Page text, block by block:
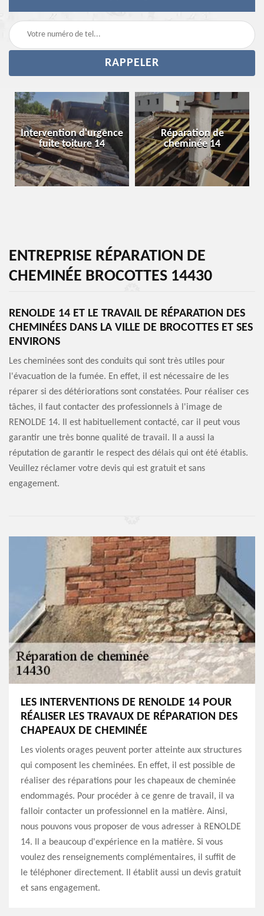
Intervention d'urgence
fuite toiture 14
Réparation de
cheminée 14
ENTREPRISE RÉPARATION DE
CHEMINÉE BROCOTTES 14430
RENOLDE 14 ET LE TRAVAIL DE RÉPARATION DES
CHEMINÉES DANS LA VILLE DE BROCOTTES ET SES
ENVIRONS
Les cheminées sont des conduits qui sont très utiles pour
l'évacuation de la fumée. En effet, il est nécessaire de les
réparer si des détériorations sont constatées. Pour réaliser ces
tâches, il faut contacter des professionnels à l'image de
RENOLDE 14. Il est habituellement contacté, car il peut vous
garantir une très bonne qualité de travail. Il a aussi la
réputation de garantir le respect des délais qui ont été établis.
Veuillez réclamer votre devis qui est gratuit et sans
engagement.
LES INTERVENTIONS DE RENOLDE 14 POUR
RÉALISER LES TRAVAUX DE RÉPARATION DES
CHAPEAUX DE CHEMINÉE
Les violents orages peuvent porter atteinte aux structures
qui composent les cheminées. En effet, il est possible de
réaliser des réparations pour les chapeaux de cheminée
endommagés. Pour procéder à ce genre de travail, il va
falloir contacter un professionnel en la matière. Ainsi,
nous pouvons vous proposer de vous adresser à RENOLDE
14. Il a beaucoup d'expérience en la matière. Si vous
voulez des renseignements complémentaires, il suffit de
le téléphoner directement. Il établit aussi un devis gratuit
et sans engagement.